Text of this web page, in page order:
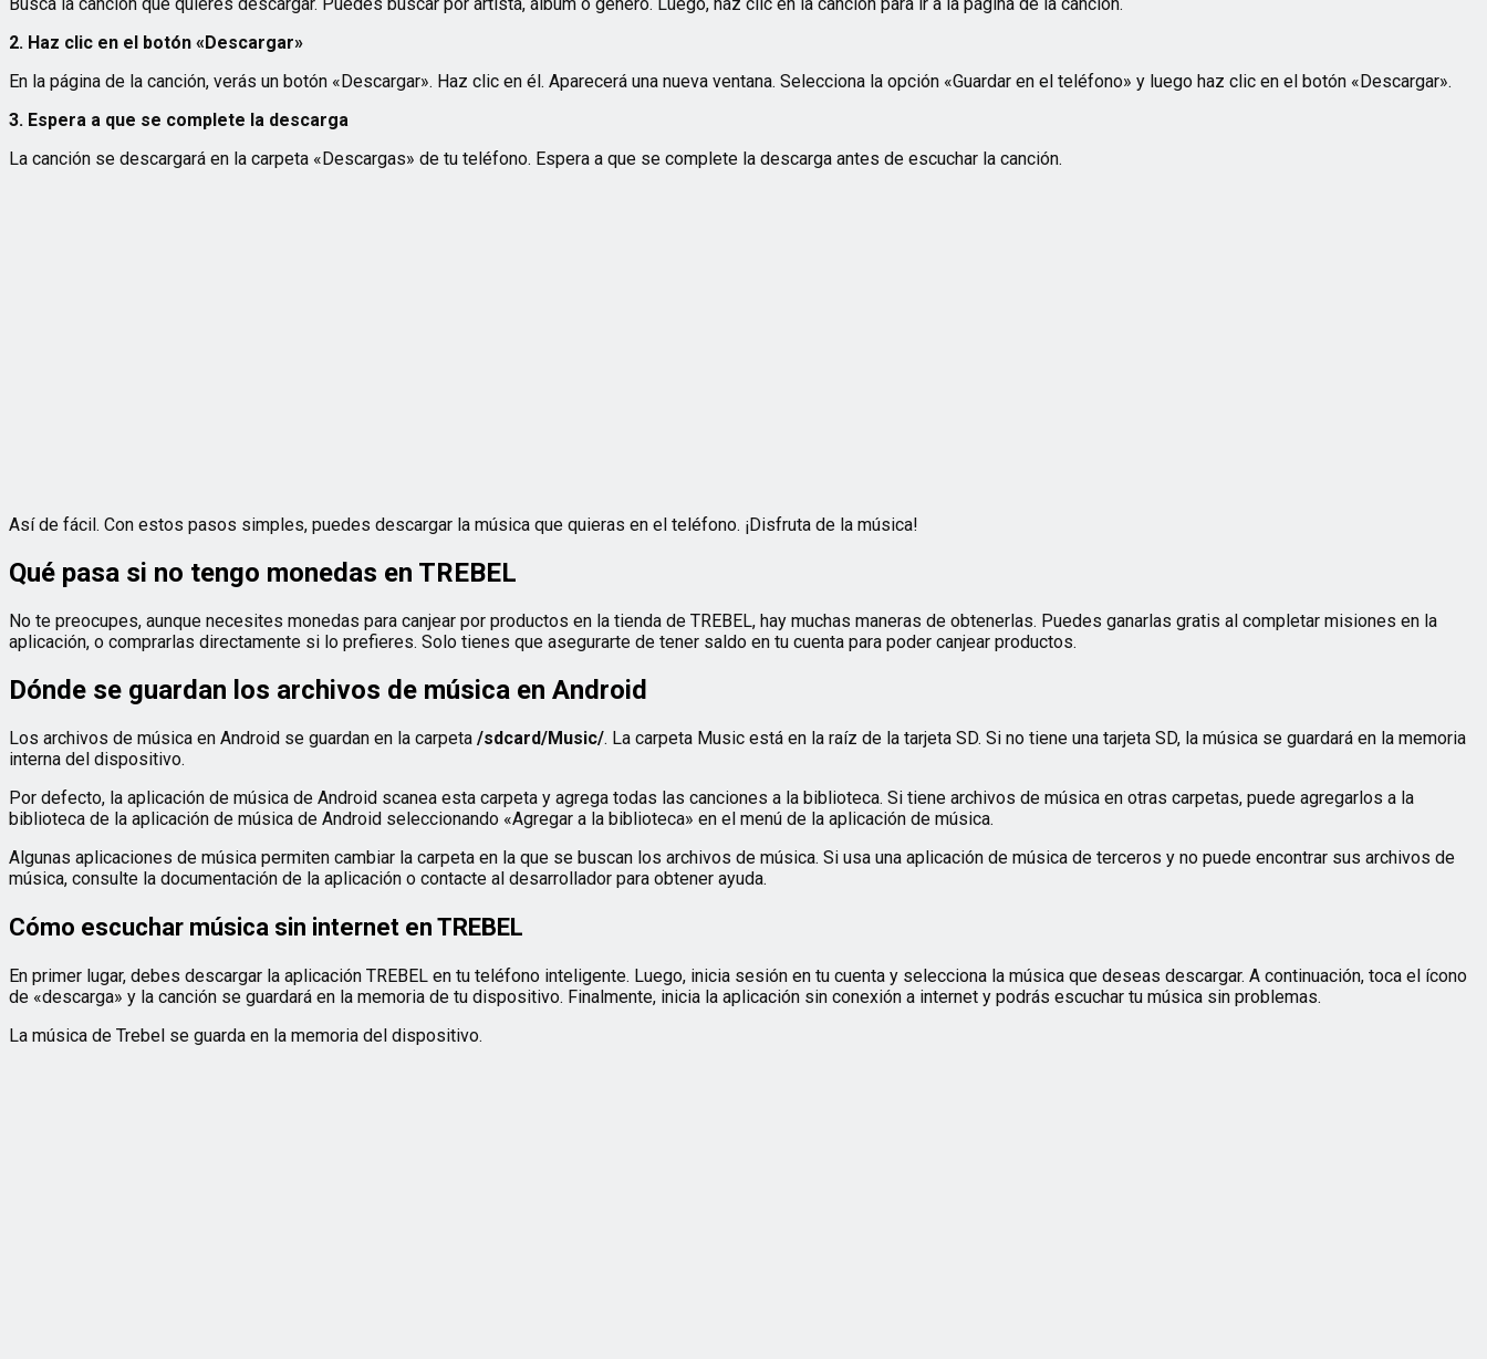
Busca la canción que quieres descargar. Puedes buscar por artista, álbum o género. Luego, haz clic en la canción para ir a la página de la canción.
2. Haz clic en el botón «Descargar»
En la página de la canción, verás un botón «Descargar». Haz clic en él. Aparecerá una nueva ventana. Selecciona la opción «Guardar en el teléfono» y luego haz clic en el botón «Descargar».
3. Espera a que se complete la descarga
La canción se descargará en la carpeta «Descargas» de tu teléfono. Espera a que se complete la descarga antes de escuchar la canción.
Así de fácil. Con estos pasos simples, puedes descargar la música que quieras en el teléfono. ¡Disfruta de la música!
Qué pasa si no tengo monedas en TREBEL
No te preocupes, aunque necesites monedas para canjear por productos en la tienda de TREBEL, hay muchas maneras de obtenerlas. Puedes ganarlas gratis al completar misiones en la
aplicación, o comprarlas directamente si lo prefieres. Solo tienes que asegurarte de tener saldo en tu cuenta para poder canjear productos.
Dónde se guardan los archivos de música en Android
Los archivos de música en Android se guardan en la carpeta /sdcard/Music/. La carpeta Music está en la raíz de la tarjeta SD. Si no tiene una tarjeta SD, la música se guardará en la memoria
interna del dispositivo.
Por defecto, la aplicación de música de Android scanea esta carpeta y agrega todas las canciones a la biblioteca. Si tiene archivos de música en otras carpetas, puede agregarlos a la
biblioteca de la aplicación de música de Android seleccionando «Agregar a la biblioteca» en el menú de la aplicación de música.
Algunas aplicaciones de música permiten cambiar la carpeta en la que se buscan los archivos de música. Si usa una aplicación de música de terceros y no puede encontrar sus archivos de
música, consulte la documentación de la aplicación o contacte al desarrollador para obtener ayuda.
Cómo escuchar música sin internet en TREBEL
En primer lugar, debes descargar la aplicación TREBEL en tu teléfono inteligente. Luego, inicia sesión en tu cuenta y selecciona la música que deseas descargar. A continuación, toca el ícono
de «descarga» y la canción se guardará en la memoria de tu dispositivo. Finalmente, inicia la aplicación sin conexión a internet y podrás escuchar tu música sin problemas.
La música de Trebel se guarda en la memoria del dispositivo.